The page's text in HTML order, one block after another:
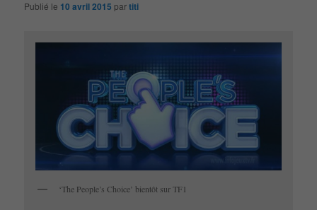
Publié le 10 avril 2015 partiti
‘The People’s Choice’ bientôt sur TF1